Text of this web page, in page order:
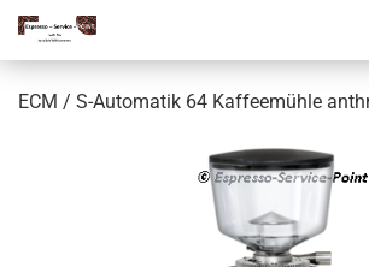
ECM / S-Automatik 64 Kaffeemühle